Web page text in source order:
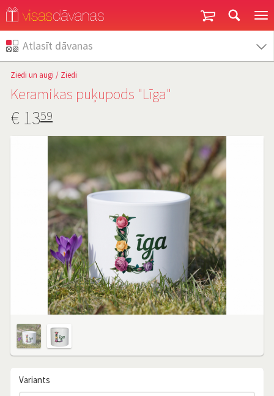
Atlasīt dāvanas
Ziedi un augi / Ziedi
Keramikas puķupods "Līga"
€ 1359
Variants